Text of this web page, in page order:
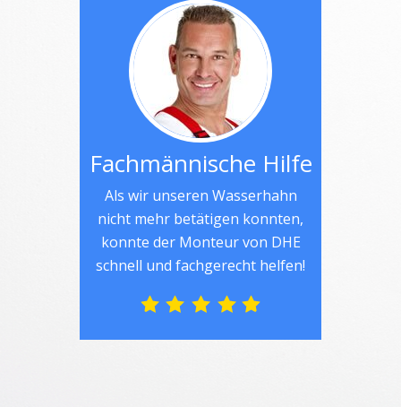
Fachmännische Hilfe
Als wir unseren Wasserhahn
nicht mehr betätigen konnten,
konnte der Monteur von DHE
schnell und fachgerecht helfen!